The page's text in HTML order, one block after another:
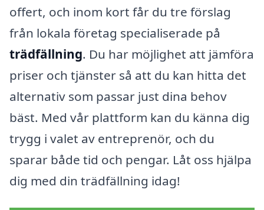
offert, och inom kort får du tre förslag
från lokala företag specialiserade på
trädfällning. Du har möjlighet att jämföra
priser och tjänster så att du kan hitta det
alternativ som passar just dina behov
bäst. Med vår plattform kan du känna dig
trygg i valet av entreprenör, och du
sparar både tid och pengar. Låt oss hjälpa
dig med din trädfällning idag!